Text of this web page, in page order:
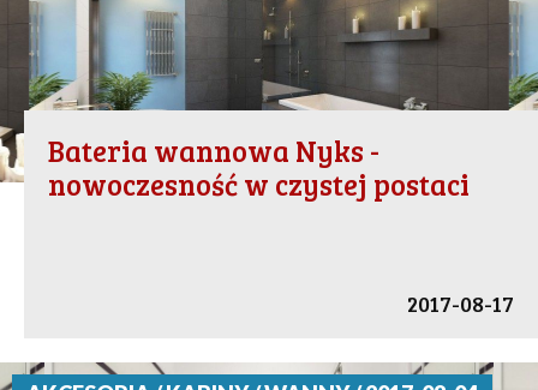
Bateria wannowa Nyks -
nowoczesność w czystej postaci
2017-08-17